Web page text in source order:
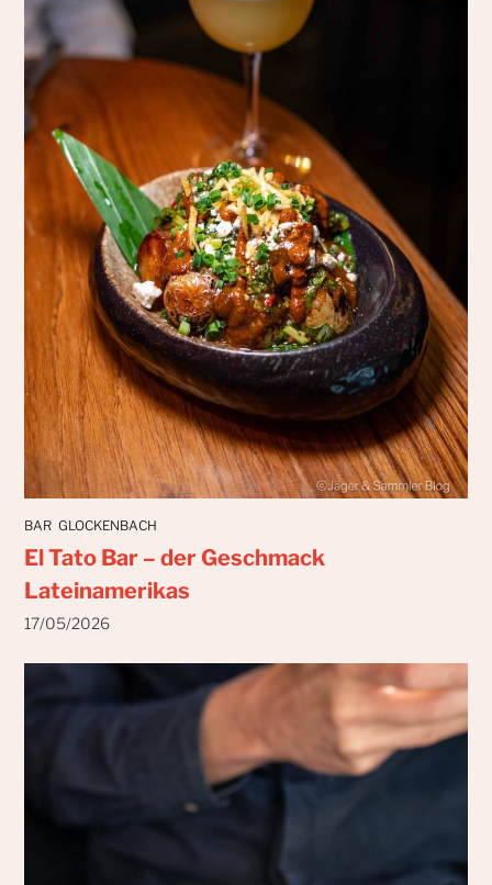
BAR GLOCKENBACH
El Tato Bar – der Geschmack
Lateinamerikas
17/05/2026